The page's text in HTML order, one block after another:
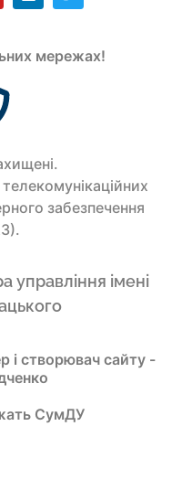
мережах!
забезпечення
управління імені
і створювач сайту -
СумДУ